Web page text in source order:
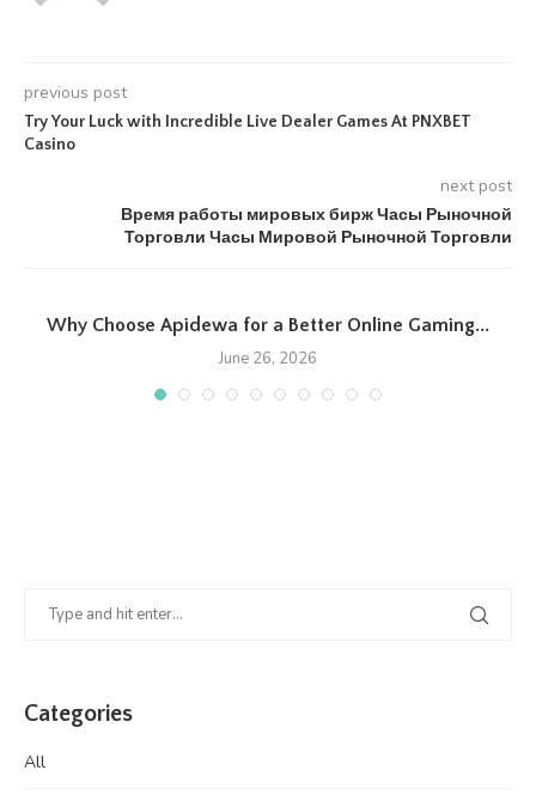
previous post
Try Your Luck with Incredible Live Dealer Games At PNXBET
Casino
next post
Время работы мировых бирж Часы Рыночной
Торговли Часы Мировой Рыночной Торговли
Why Choose Apidewa for a Better Online Gaming...
June 26, 2026
Categories
All